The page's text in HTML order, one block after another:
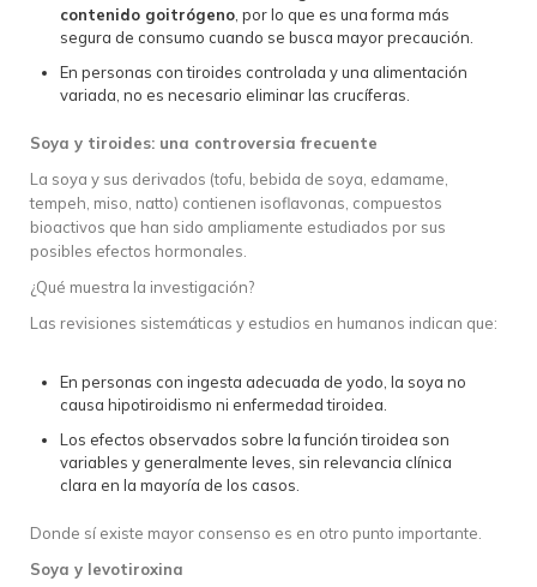
contenido goitrógeno , por lo que es una forma más
segura de consumo cuando se busca mayor precaución.
En personas con tiroides controlada y una alimentación
variada, no es necesario eliminar las crucíferas.
Soya y tiroides: una controversia frecuente
La soya y sus derivados (tofu, bebida de soya, edamame,
tempeh, miso, natto) contienen isoflavonas, compuestos
bioactivos que han sido ampliamente estudiados por sus
posibles efectos hormonales.
¿Qué muestra la investigación?
Las revisiones sistemáticas y estudios en humanos indican que:
En personas con ingesta adecuada de yodo, la soya no
causa hipotiroidismo ni enfermedad tiroidea.
Los efectos observados sobre la función tiroidea son
variables y generalmente leves, sin relevancia clínica
clara en la mayoría de los casos.
Donde sí existe mayor consenso es en otro punto importante.
Soya y levotiroxina